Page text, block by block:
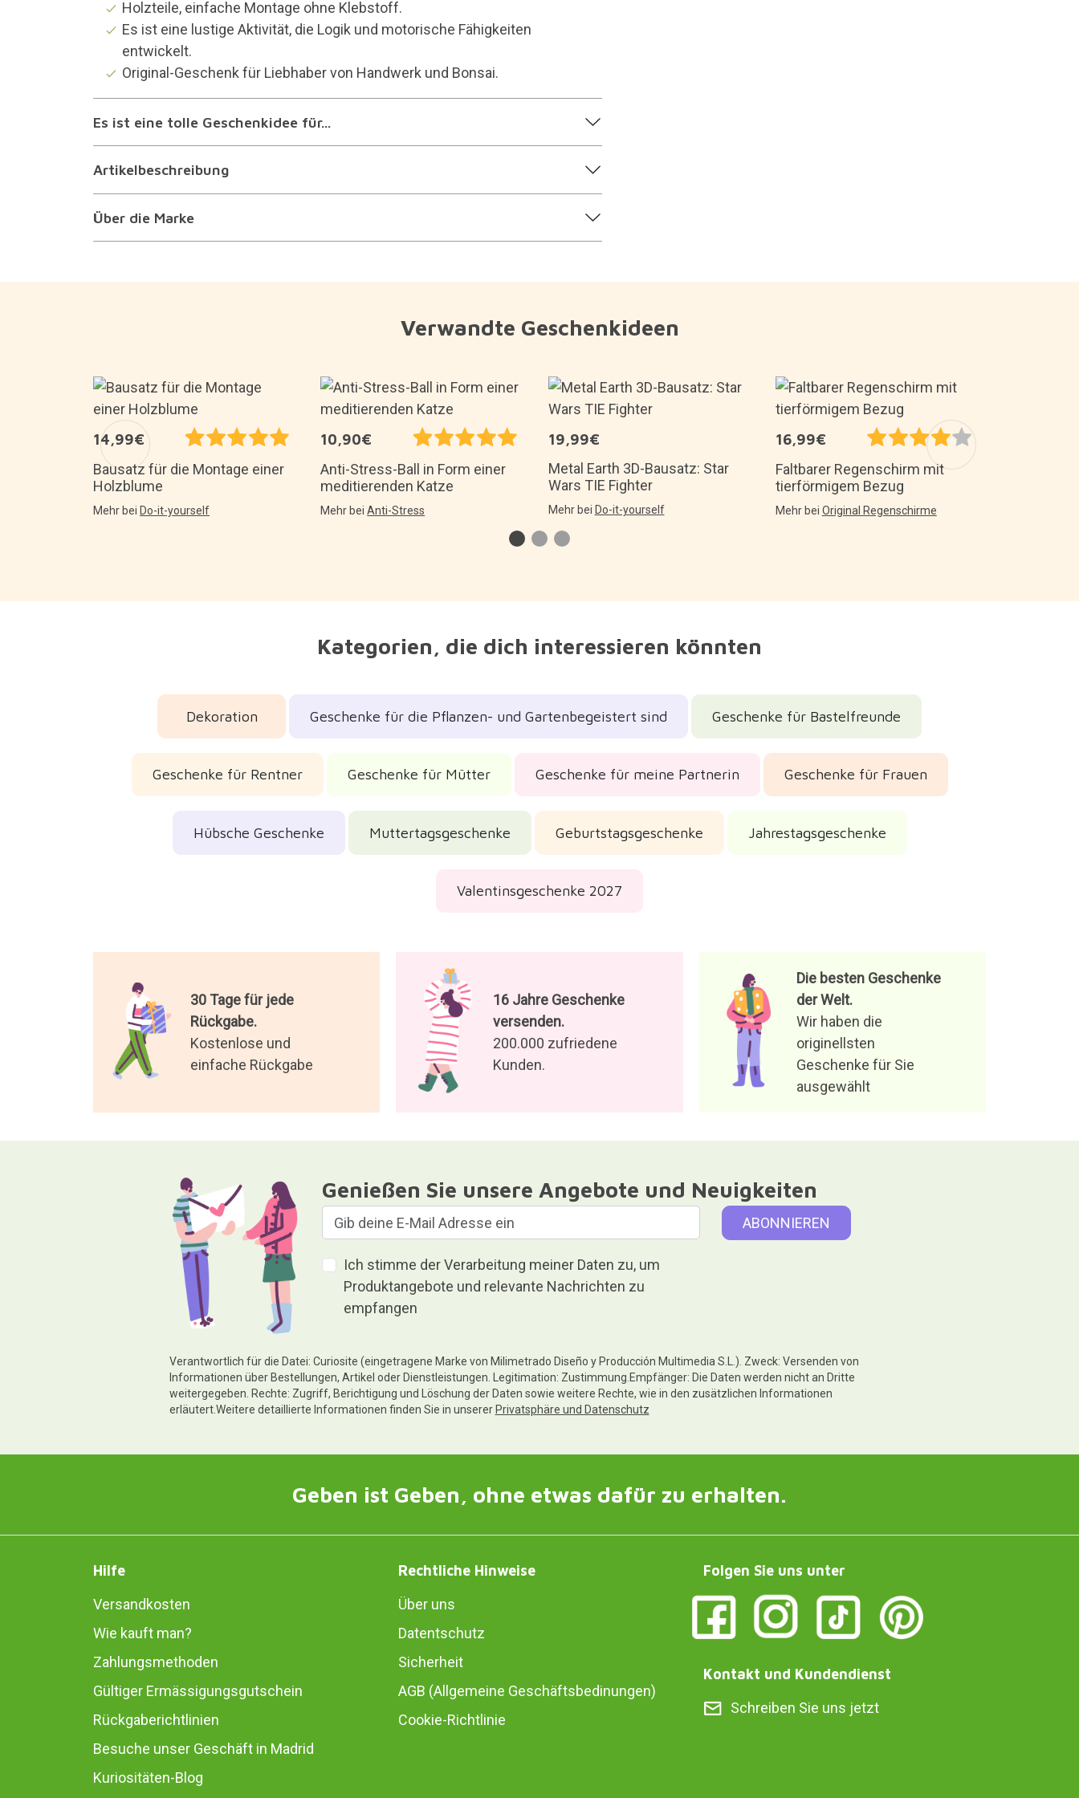
Holzteile, einfache Montage ohne Klebstoff.
Es ist eine lustige Aktivität, die Logik und motorische Fähigkeiten
entwickelt.
Original-Geschenk für Liebhaber von Handwerk und Bonsai.
Es ist eine tolle Geschenkidee für...
Artikelbeschreibung
Über die Marke
Verwandte Geschenkideen
14,99€
Bausatz für die Montage einer
Holzblume
Mehr bei Do-it-yourself
10,90€
Anti-Stress-Ball in Form einer
meditierenden Katze
Mehr beiAnti-Stress
19,99€
Metal Earth 3D-Bausatz: Star
Wars TIE Fighter
Mehr bei Do-it-yourself
16,99€
Faltbarer Regenschirm mit
tierförmigem Bezug
Mehr bei Original Regenschirme
Kategorien, die dich interessieren könnten
Dekoration Geschenke für die Pflanzen- und Gartenbegeistert sind Geschenke für Bastelfreunde
Geschenke für Rentner Geschenke für Mütter Geschenke für meine Partnerin Geschenke für Frauen
Hübsche Geschenke Muttertagsgeschenke Geburtstagsgeschenke Jahrestagsgeschenke
Valentinsgeschenke 2027
30 Tage für jede
Rückgabe.
Kostenlose und
einfache Rückgabe
16 Jahre Geschenke
versenden.
200.000 zufriedene
Kunden.
Die besten Geschenke
der Welt.
Wir haben die
originellsten
Geschenke für Sie
ausgewählt
Genießen Sie unsere Angebote und Neuigkeiten
Ich stimme der Verarbeitung meiner Daten zu, um
Produktangebote und relevante Nachrichten zu
empfangen
Verantwortlich für die Datei: Curiosite (eingetragene Marke von Milimetrado Diseño y Producción Multimedia S.L.). Zweck: Versenden von
Informationen über Bestellungen, Artikel oder Dienstleistungen. Legitimation: Zustimmung.Empfänger: Die Daten werden nicht an Dritte
weitergegeben. Rechte: Zugriff, Berichtigung und Löschung der Daten sowie weitere Rechte, wie in den zusätzlichen Informationen
erläutert.Weitere detaillierte Informationen finden Sie in unserer Privatsphäre und Datenschutz
Geben ist Geben, ohne etwas dafür zu erhalten.
Hilfe
Versandkosten
Wie kauft man?
Zahlungsmethoden
Gültiger Ermässigungsgutschein
Rückgaberichtlinien
Besuche unser Geschäft in Madrid
Kuriositäten-Blog
Rechtliche Hinweise
Über uns
Datentschutz
Sicherheit
AGB (Allgemeine Geschäftsbedinungen)
Cookie-Richtlinie
Folgen Sie uns unter
Kontakt und Kundendienst
Schreiben Sie uns jetzt